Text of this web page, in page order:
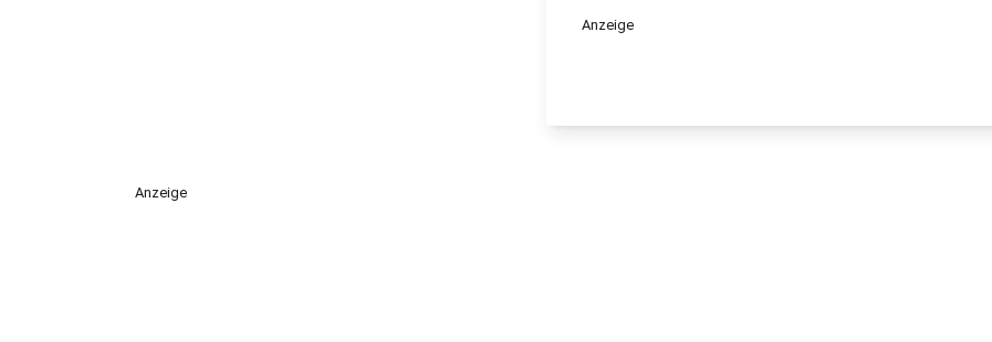
Anzeige
Anzeige